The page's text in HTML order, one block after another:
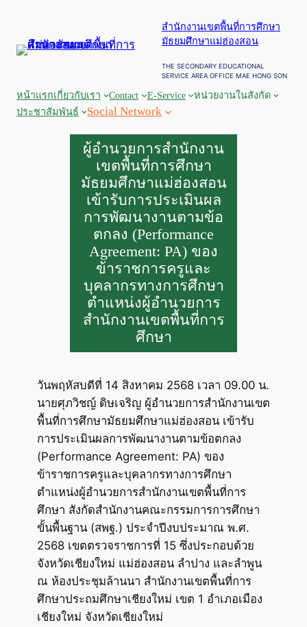
สำนักงานเขตพื้นที่การศึกษา
มัธยมศึกษาแม่ฮ่องสอน
THE SECONDARY EDUCATIONAL
SERVICE AREA OFFICE MAE HONG SON
หน้าแรกเกี่ยวกับเรา Contact E-Service
หน่วยงานในสังกัด
ประชาสัมพันธ์
Social Network
ผู้อำนวยการสำนักงาน
เขตพื้นที่การศึกษา
มัธยมศึกษาแม่ฮ่องสอน
เข้ารับการประเมินผล
การพัฒนางานตามข้อ
ตกลง (Performance
Agreement: PA) ของ
ข้าราชการครูและ
บุคลากรทางการศึกษา
ตำแหน่งผู้อำนวยการ
สำนักงานเขตพื้นที่การ
ศึกษา
วันพฤหัสบดีที่ 14 สิงหาคม 2568 เวลา 09.00 น.
นายศุภวิชญ์ ดิษเจริญ ผู้อำนวยการสำนักงานเขต
พื้นที่การศึกษามัธยมศึกษาแม่ฮ่องสอน เข้ารับ
การประเมินผลการพัฒนางานตามข้อตกลง
(Performance Agreement: PA) ของ
ข้าราชการครูและบุคลากรทางการศึกษา
ตำแหน่งผู้อำนวยการสำนักงานเขตพื้นที่การ
ศึกษา สังกัดสำนักงานคณะกรรมการการศึกษา
ขั้นพื้นฐาน (สพฐ.) ประจำปีงบประมาณ พ.ศ.
2568 เขตตรวจราชการที่ 15 ซึ่งประกอบด้วย
จังหวัดเชียงใหม่ แม่ฮ่องสอน ลำปาง และลำพูน
ณ ห้องประชุมล้านนา สำนักงานเขตพื้นที่การ
ศึกษาประถมศึกษาเชียงใหม่ เขต 1 อำเภอเมือง
เชียงใหม่ จังหวัดเชียงใหม่